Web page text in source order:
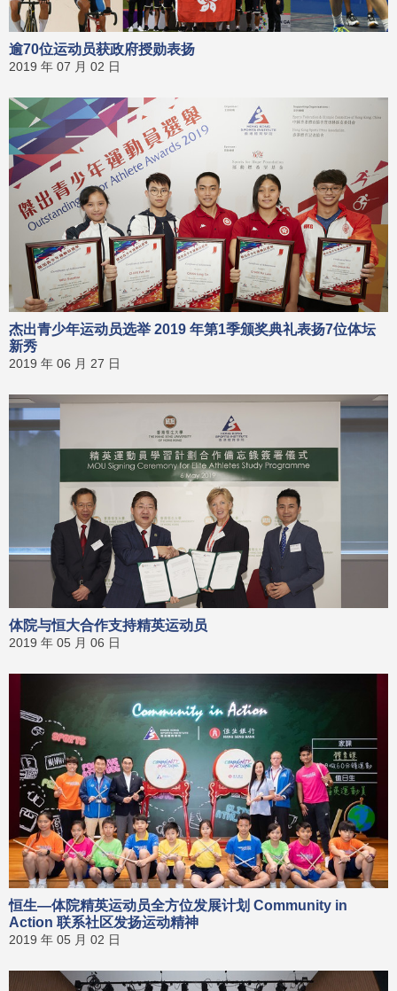
逾70位运动员获政府授勋表扬
2019 年 07 月 02 日
杰出青少年运动员选举 2019 年第1季颁奖典礼表扬7位体坛
新秀
2019 年 06 月 27 日
体院与恒大合作支持精英运动员
2019 年 05 月 06 日
恒生—体院精英运动员全方位发展计划 Community in
Action 联系社区发扬运动精神
2019 年 05 月 02 日